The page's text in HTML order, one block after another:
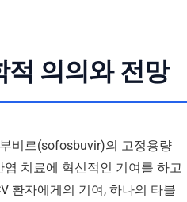
적 의의와 전망
비르(sofosbuvir)의 고정용량
치료에 혁신적인 기여를 하고
환자에게의 기여, 하나의 타블